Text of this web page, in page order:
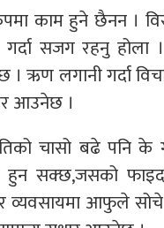
काम हुने छैनन ।
सजग रहनु
ऋण लगानी गर्दा
आउनेछ ।
चासो बढे पनि के
सक्छ,जसको
व्यवसायमा आफुले सोचे